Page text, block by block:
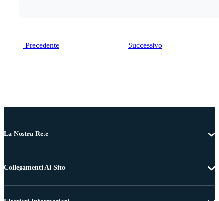
Precedente Successivo
La Nostra Rete
Collegamenti Al Sito